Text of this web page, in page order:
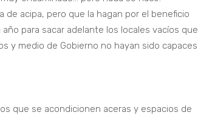
de acipa, pero que la hagan por el beneficio
para sacar adelante los locales vacíos que
y medio de Gobierno no hayan sido capaces
que se acondicionen aceras y espacios de